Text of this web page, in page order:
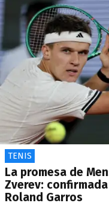
TENIS
La promesa de
Zverev:
Roland Garros